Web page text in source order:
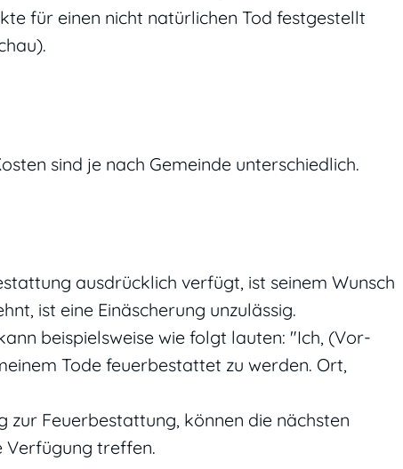
für einen nicht natürlichen Tod festgestellt
sind je nach Gemeinde unterschiedlich.
ausdrücklich verfügt, ist seinem Wunsch
ist eine Einäscherung unzulässig.
beispielsweise wie folgt lauten: "Ich, (Vor-
Tode feuerbestattet zu werden. Ort,
zur Feuerbestattung, können die nächsten
Verfügung treffen.